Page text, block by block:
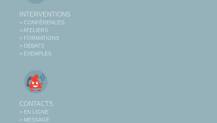
INTERVENTIONS
> CONFÉRENCES
> ATELIERS
> FORMATIONS
> DÉBATS
> EXEMPLES
CONTACTS
> EN LIGNE
> MESSAGE